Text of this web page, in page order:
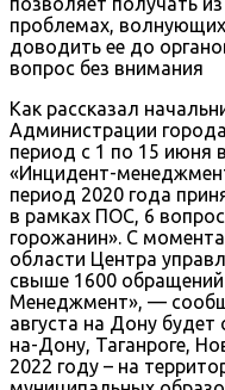
проблемах,
доводить ее до
вопрос без внимания
Как рассказал
Администрации
период с 1 по 15 июня
«Инцидент-
период 2020 года
в рамках ПОС, 6
горожанин». С
области Центра
свыше 1600
Менеджмент», —
августа на Дону
на-Дону, Таганроге,
2022 году – на